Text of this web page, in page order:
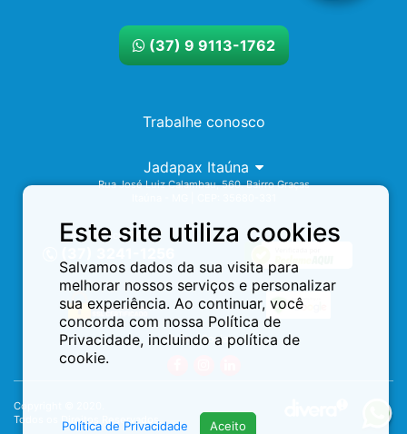
Este site utiliza cookies
Salvamos dados da sua visita para
melhorar nossos serviços e personalizar
sua experiência. Ao continuar, você
concorda com nossa Política de
Privacidade, incluindo a política de
cookie.
Política de Privacidade Aceito
(37) 9 9113-1762
Trabalhe conosco
Jadapax Itaúna
Rua José Luiz Calambau, 560. Bairro Graças
Assistência 24h
Redes Sociais:
Copyright © 2020.
Todos os Direitos Reservados.